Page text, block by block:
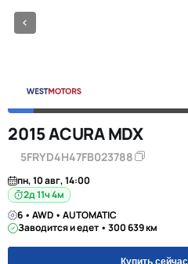
2015 ACURA MDX
5FRYD4H47FB023788
пн, 10 авг, 14:00
2д 11ч 4м
6 • AWD • AUTOMATIC
Заводится и едет • 300 639 км
Купить сейчас